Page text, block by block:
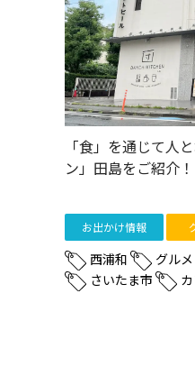
「食」を通じて人
ン」田島をご紹介！
お出かけ情報
西浦和 グルメ
さいたま市